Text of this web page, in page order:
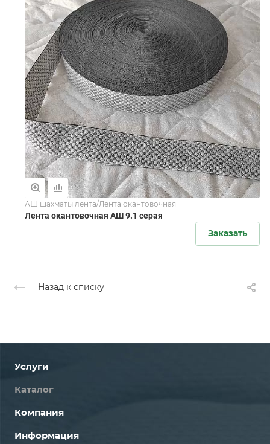
АШ шахматы лента/Лента окантовочная
Лента окантовочная АШ 9.1 серая
Заказать
Назад к списку
Услуги
Каталог
Компания
Информация